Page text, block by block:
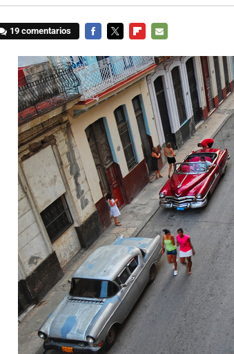
19 comentarios
MAIL